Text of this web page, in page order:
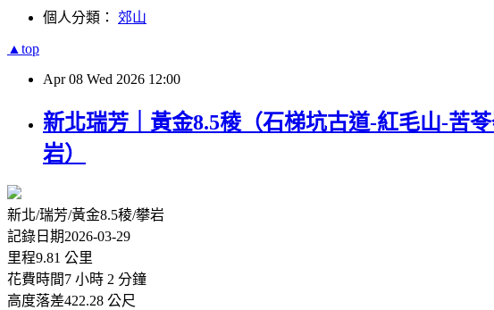
個人分類： 郊山
▲top
Apr 08 Wed 2026 12:00
新北瑞芳｜黃金8.5稜（石梯坑古道-紅毛山-苦
岩）
新北/瑞芳/黃金8.5稜/攀岩
記錄日期2026-03-29
里程9.81 公里
花費時間7 小時 2 分鐘
高度落差422.28 公尺